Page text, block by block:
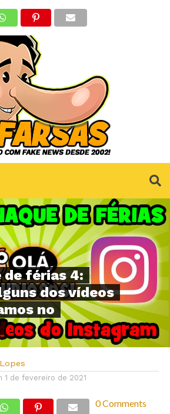
de férias 4:
dos vídeos
no
1 de fevereiro de 2021
0 Comments